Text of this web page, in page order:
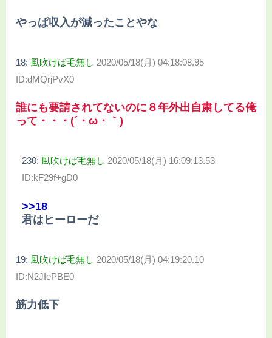
やっぱ収入が減ったことやな
18: 風吹けば毛無し 2020/05/18(月) 04:18:08.95
ID:dMQrjPvX0
誰にも要請されてないのに８年外出自粛してる俺
って・・・(´・ω・｀)
230: 風吹けば毛無し 2020/05/18(月) 16:09:13.53
ID:kF29f+gD0
>>18
君はヒーローだ
19: 風吹けば毛無し 2020/05/18(月) 04:19:20.10
ID:N2JIePBE0
筋力低下